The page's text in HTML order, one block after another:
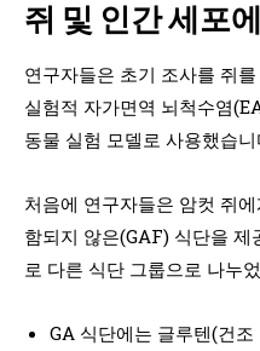
쥐 및 인간 세포
연구자들은 초기 조사를 쥐
실험적 자가면역 뇌척수염
동물 실험 모델로 사용했습니
처음에 연구자들은 암컷 쥐
함되지 않은(GAF) 식단을 제
로 다른 식단 그룹으로 나누
GA 식단에는 글루텐(건